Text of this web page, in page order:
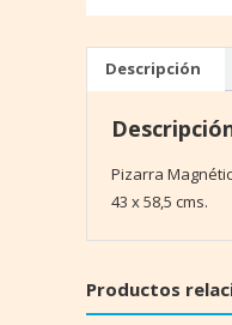
Descripción
Pizarra
43 x 58,5 cms.
Productos